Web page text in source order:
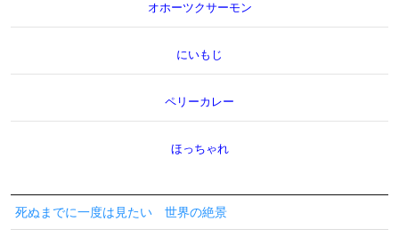
オホーツクサーモン
にいもじ
ペリーカレー
ほっちゃれ
死ぬまでに一度は見たい 世界の絶景